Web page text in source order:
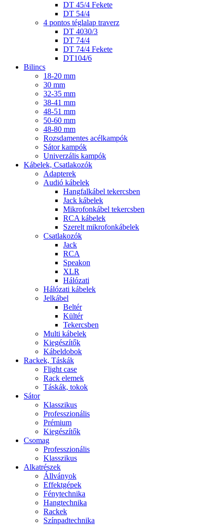
DT 45/4 Fekete
DT 54/4
4 pontos téglalap traverz
DT 4030/3
DT 74/4
DT 74/4 Fekete
DT104/6
Bilincs
18-20 mm
30 mm
32-35 mm
38-41 mm
48-51 mm
50-60 mm
48-80 mm
Rozsdamentes acélkampók
Sátor kampók
Univerzális kampók
Kábelek, Csatlakozók
Adapterek
Audió kábelek
Hangfalkábel tekercsben
Jack kábelek
Mikrofonkábel tekercsben
RCA kábelek
Szerelt mikrofonkábelek
Csatlakozók
Jack
RCA
Speakon
XLR
Hálózati
Hálózati kábelek
Jelkábel
Beltér
Kültér
Tekercsben
Multi kábelek
Kiegészítők
Kábeldobok
Rackek, Táskák
Flight case
Rack elemek
Táskák, tokok
Sátor
Klasszikus
Professzionális
Prémium
Kiegészítők
Csomag
Professzionális
Klasszikus
Alkatrészek
Állványok
Effektgépek
Fénytechnika
Hangtechnika
Rackek
Színpadtechnika